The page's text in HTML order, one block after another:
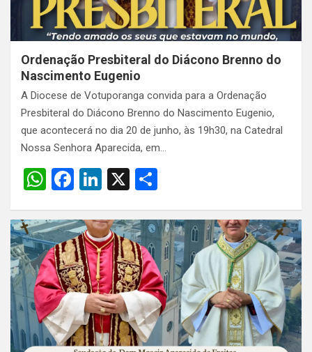
Ordenação Presbiteral do Diácono Brenno do
Nascimento Eugenio
A Diocese de Votuporanga convida para a Ordenação
Presbiteral do Diácono Brenno do Nascimento Eugenio,
que acontecerá no dia 20 de junho, às 19h30, na Catedral
Nossa Senhora Aparecida, em…
W
at
s
A
p
p
F
ce
b
o
o
k
Li
ke
dI
n
X
ar
e